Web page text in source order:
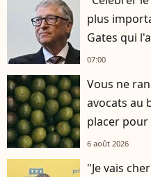
plus
Gates qui
07:00
Vous ne
avocats au
placer
6 août 2026
"Je vais